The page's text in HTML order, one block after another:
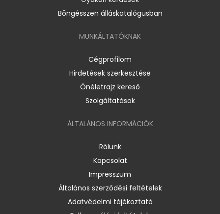
Böngésszen álláskatalógusban
MUNKÁLTATÓKNAK
Cégprofilom
Hirdetések szerkesztése
Önéletrajz kereső
Szolgáltatások
ÁLTALÁNOS INFORMÁCIÓK
Rólunk
Kapcsolat
Impresszum
Általános szerződési feltételek
Adatvédelmi tájékoztató